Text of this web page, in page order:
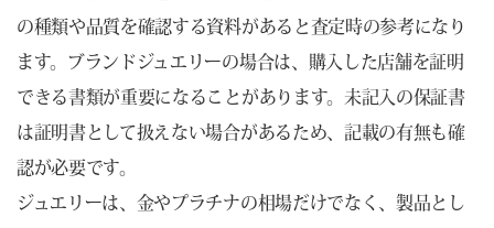
の種類や品質を確認する資料があると査定時の参考になり
ます。ブランドジュエリーの場合は、購入した店舗を証明
できる書類が重要になることがあります。未記入の保証書
は証明書として扱えない場合があるため、記載の有無も確
認が必要です。
ジュエリーは、金やプラチナの相場だけでなく、製品とし